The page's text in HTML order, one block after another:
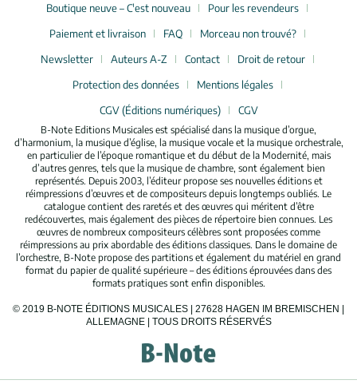
Boutique neuve – C'est nouveau
Pour les revendeurs
Paiement et livraison
FAQ
Morceau non trouvé?
Newsletter
Auteurs A-Z Contact
Droit de retour
Protection des données
Mentions légales
CGV (Éditions numériques)
CGV
B-Note Editions Musicales est spécialisé dans la musique d’orgue,
d’harmonium, la musique d’église, la musique vocale et la musique orchestrale,
en particulier de l’époque romantique et du début de la Modernité, mais
d’autres genres, tels que la musique de chambre, sont également bien
représentés. Depuis 2003, l’éditeur propose ses nouvelles éditions et
réimpressions d’œuvres et de compositeurs depuis longtemps oubliés. Le
catalogue contient des raretés et des œuvres qui méritent d’être
redécouvertes, mais également des pièces de répertoire bien connues. Les
œuvres de nombreux compositeurs célèbres sont proposées comme
réimpressions au prix abordable des éditions classiques. Dans le domaine de
l’orchestre, B-Note propose des partitions et également du matériel en grand
format du papier de qualité supérieure – des éditions éprouvées dans des
formats pratiques sont enfin disponibles.
© 2019 B-NOTE ÉDITIONS MUSICALES | 27628 HAGEN IM BREMISCHEN |
ALLEMAGNE | TOUS DROITS RÉSERVÉS